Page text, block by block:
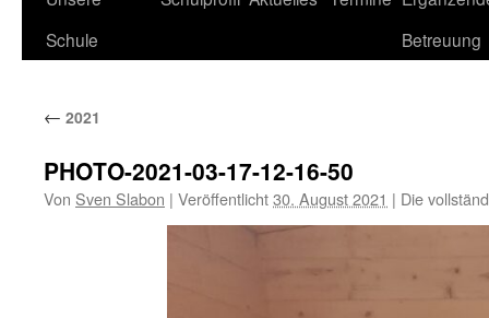
Schule
Betreuung
← 2021
PHOTO-2021-03-17-12-16-50
Von Sven Slabon | Veröffentlicht30. August 2021 | Die